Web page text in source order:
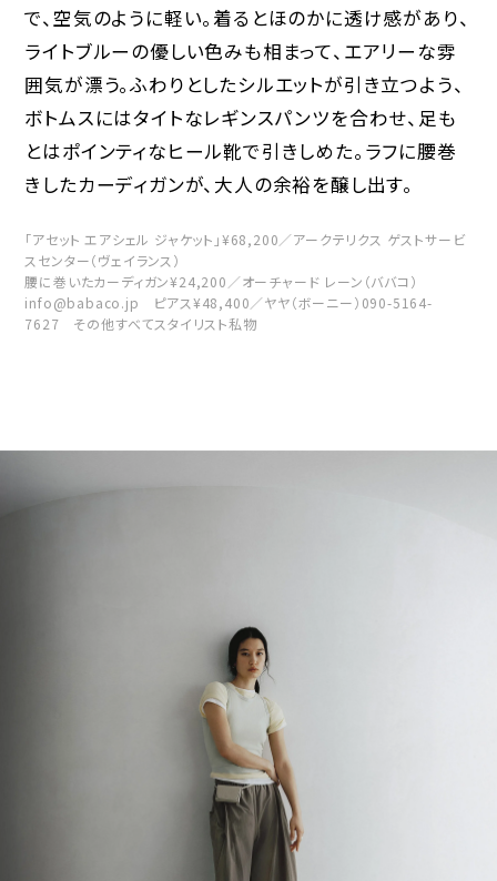
で、空気のように軽い。着るとほのかに透け感があり、
ライトブルーの優しい色みも相まって、エアリーな雰
囲気が漂う。ふわりとしたシルエットが引き立つよう、
ボトムスにはタイトなレギンスパンツを合わせ、足も
とはポインティなヒール靴で引きしめた。ラフに腰巻
きしたカーディガンが、大人の余裕を醸し出す。
「アセット エアシェル ジャケット」¥68,200／アークテリクス ゲストサービ
スセンター（ヴェイランス）
腰に巻いたカーディガン¥24,200／オーチャード レーン（ババコ）
info@babaco.jp ピアス¥48,400／ヤヤ（ボーニー）090-5164-
7627 その他すべてスタイリスト私物